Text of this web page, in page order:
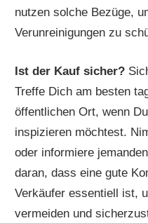
nutzen solche Bezüge,
Verunreinigungen zu
Ist der Kauf sicher?
Treffe Dich am besten
öffentlichen Ort, wenn
inspizieren möchtest.
oder informiere
daran, dass eine gute
Verkäufer essentiell ist,
vermeiden und